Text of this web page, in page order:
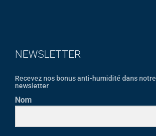
NEWSLETTER
Recevez nos bonus anti-humidité dans notre
newsletter
Nom